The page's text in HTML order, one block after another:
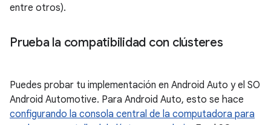
entre otros).
Prueba la compatibilidad con clústeres
Puedes probar tu implementación en Android Auto y el SO
Android Automotive. Para Android Auto, esto se hace
configurando la consola central de la computadora para